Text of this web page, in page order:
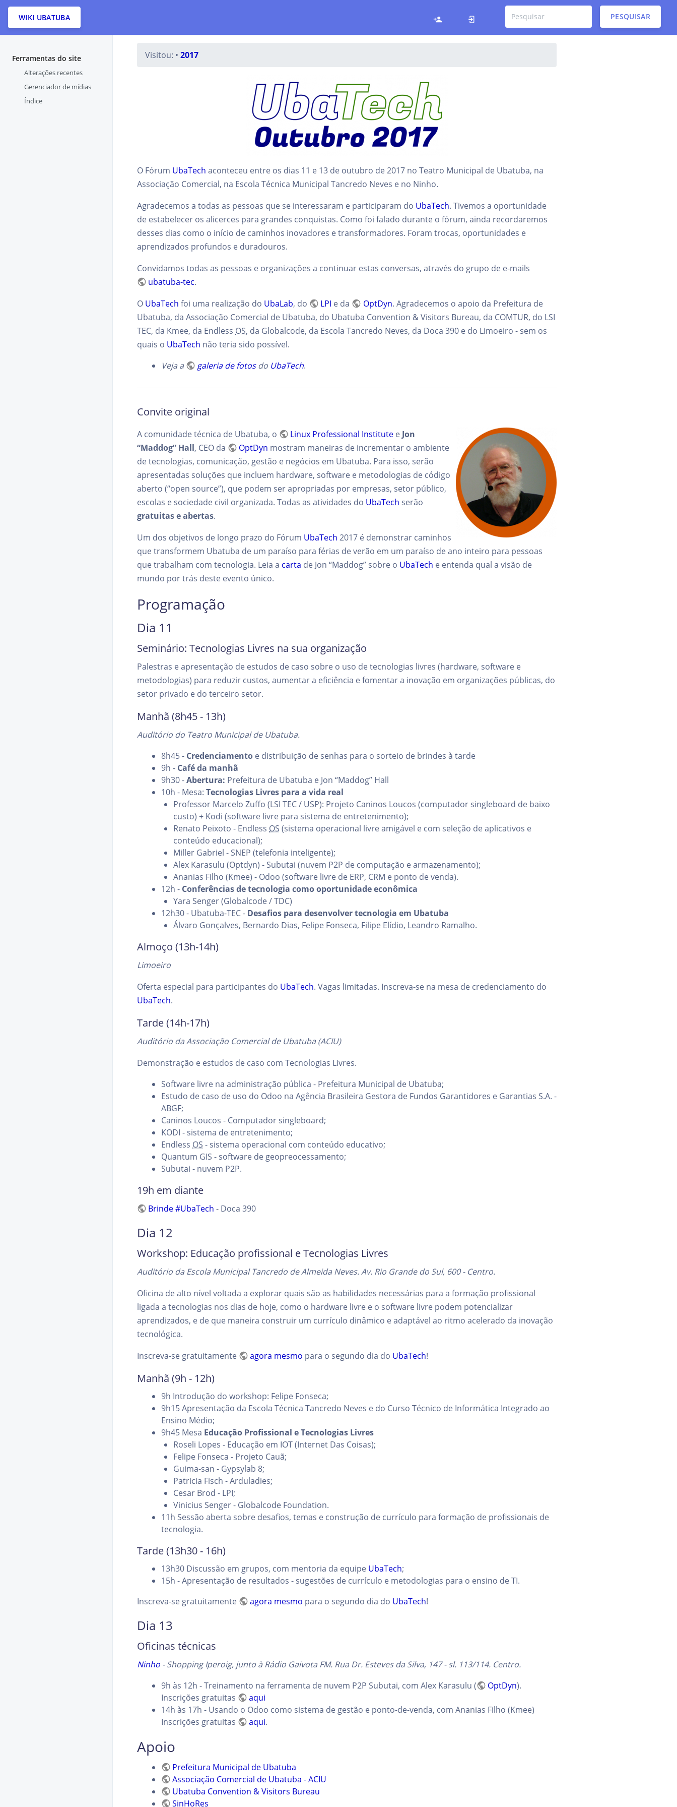
WIKI UBATUBA PESQUISAR
Ferramentas do site
Alterações recentes
Gerenciador de mídias
Índice
Visitou: • 2017
O Fórum UbaTech aconteceu entre os dias 11 e 13 de outubro de 2017 no Teatro Municipal de Ubatuba, na
Associação Comercial, na Escola Técnica Municipal Tancredo Neves e no Ninho.
Agradecemos a todas as pessoas que se interessaram e participaram do UbaTech. Tivemos a oportunidade
de estabelecer os alicerces para grandes conquistas. Como foi falado durante o fórum, ainda recordaremos
desses dias como o início de caminhos inovadores e transformadores. Foram trocas, oportunidades e
aprendizados profundos e duradouros.
Convidamos todas as pessoas e organizações a continuar estas conversas, através do grupo de e-mails
ubatuba-tec.
O UbaTech foi uma realização do UbaLab, do LPI e da OptDyn. Agradecemos o apoio da Prefeitura de
Ubatuba, da Associação Comercial de Ubatuba, do Ubatuba Convention & Visitors Bureau, da COMTUR, do LSI
TEC, da Kmee, da Endless OS, da Globalcode, da Escola Tancredo Neves, da Doca 390 e do Limoeiro - sem os
quais o UbaTech não teria sido possível.
Veja a
galeria de fotosdo UbaTech.
Convite original
A comunidade técnica de Ubatuba, o Linux Professional Institute e Jon
“Maddog” Hall, CEO da OptDyn mostram maneiras de incrementar o ambiente
de tecnologias, comunicação, gestão e negócios em Ubatuba. Para isso, serão
apresentadas soluções que incluem hardware, software e metodologias de código
aberto (“open source”), que podem ser apropriadas por empresas, setor público,
escolas e sociedade civil organizada. Todas as atividades do UbaTech serão
gratuitas e abertas.
Um dos objetivos de longo prazo do Fórum UbaTech 2017 é demonstrar caminhos
que transformem Ubatuba de um paraíso para férias de verão em um paraíso de ano inteiro para pessoas
que trabalham com tecnologia. Leia a carta de Jon “Maddog” sobre o UbaTech e entenda qual a visão de
mundo por trás deste evento único.
Programação
Dia 11
Seminário: Tecnologias Livres na sua organização
Palestras e apresentação de estudos de caso sobre o uso de tecnologias livres (hardware, software e
metodologias) para reduzir custos, aumentar a eficiência e fomentar a inovação em organizações públicas, do
setor privado e do terceiro setor.
Manhã (8h45 - 13h)
Auditório do Teatro Municipal de Ubatuba.
8h45 - Credenciamento e distribuição de senhas para o sorteio de brindes à tarde
9h - Café da manhã
9h30 -Abertura: Prefeitura de Ubatuba e Jon “Maddog” Hall
10h - Mesa: Tecnologias Livres para a vida real
Professor Marcelo Zuffo (LSI TEC / USP): Projeto Caninos Loucos (computador singleboard de baixo
custo) + Kodi (software livre para sistema de entretenimento);
Renato Peixoto - Endless OS (sistema operacional livre amigável e com seleção de aplicativos e
conteúdo educacional);
Miller Gabriel - SNEP (telefonia inteligente);
Alex Karasulu (Optdyn) - Subutai (nuvem P2P de computação e armazenamento);
Ananias Filho (Kmee) - Odoo (software livre de ERP, CRM e ponto de venda).
12h - Conferências de tecnologia como oportunidade econômica
Yara Senger (Globalcode / TDC)
12h30 - Ubatuba-TEC - Desafios para desenvolver tecnologia em Ubatuba
Álvaro Gonçalves, Bernardo Dias, Felipe Fonseca, Filipe Elídio, Leandro Ramalho.
Almoço (13h-14h)
Limoeiro
Oferta especial para participantes do UbaTech. Vagas limitadas. Inscreva-se na mesa de credenciamento do
UbaTech.
Tarde (14h-17h)
Auditório da Associação Comercial de Ubatuba (ACIU)
Demonstração e estudos de caso com Tecnologias Livres.
Software livre na administração pública - Prefeitura Municipal de Ubatuba;
Estudo de caso de uso do Odoo na Agência Brasileira Gestora de Fundos Garantidores e Garantias S.A. -
ABGF;
Caninos Loucos - Computador singleboard;
KODI - sistema de entretenimento;
Endless OS - sistema operacional com conteúdo educativo;
Quantum GIS - software de geopreocessamento;
Subutai - nuvem P2P.
19h em diante
Brinde #UbaTech - Doca 390
Dia 12
Workshop: Educação profissional e Tecnologias Livres
Auditório da Escola Municipal Tancredo de Almeida Neves. Av. Rio Grande do Sul, 600 - Centro.
Oficina de alto nível voltada a explorar quais são as habilidades necessárias para a formação profissional
ligada a tecnologias nos dias de hoje, como o hardware livre e o software livre podem potencializar
aprendizados, e de que maneira construir um currículo dinâmico e adaptável ao ritmo acelerado da inovação
tecnológica.
Inscreva-se gratuitamente
agora mesmo para o segundo dia do UbaTech!
Manhã (9h - 12h)
9h Introdução do workshop: Felipe Fonseca;
9h15 Apresentação da Escola Técnica Tancredo Neves e do Curso Técnico de Informática Integrado ao
Ensino Médio;
9h45 Mesa Educação Profissional e Tecnologias Livres
Roseli Lopes - Educação em IOT (Internet Das Coisas);
Felipe Fonseca - Projeto Cauã;
Guima-san - Gypsylab 8;
Patricia Fisch - Arduladies;
Cesar Brod - LPI;
Vinicius Senger - Globalcode Foundation.
11h Sessão aberta sobre desafios, temas e construção de currículo para formação de profissionais de
tecnologia.
Tarde (13h30 - 16h)
13h30 Discussão em grupos, com mentoria da equipe UbaTech;
15h - Apresentação de resultados - sugestões de currículo e metodologias para o ensino de TI.
Inscreva-se gratuitamente
agora mesmo para o segundo dia do UbaTech!
Dia 13
Oficinas técnicas
Ninho - Shopping Iperoig, junto à Rádio Gaivota FM. Rua Dr. Esteves da Silva, 147 - sl. 113/114. Centro.
9h às 12h - Treinamento na ferramenta de nuvem P2P Subutai, com Alex Karasulu (
OptDyn).
Inscrições gratuitas
aqui
14h às 17h - Usando o Odoo como sistema de gestão e ponto-de-venda, com Ananias Filho (Kmee)
Inscrições gratuitas
aqui.
Apoio
Prefeitura Municipal de Ubatuba
Associação Comercial de Ubatuba - ACIU
Ubatuba Convention & Visitors Bureau
SinHoRes